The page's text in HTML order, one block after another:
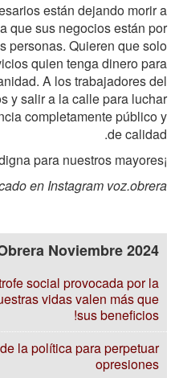
están dejando morir a
que sus negocios están por
personas. Quieren que solo
quien tenga dinero para
A los trabajadores del
y salir a la calle para luchar
completamente público y
de calidad.
¡Por una vida digna para nuestros mayores!
en Instagram voz.obrera
Noviembre 2024
social provocada por la
vidas valen más que
sus beneficios!
la política para perpetuar
opresiones